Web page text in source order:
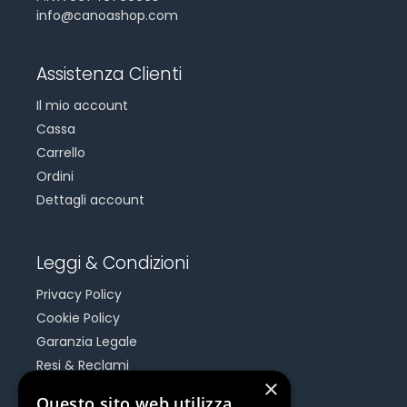
info@canoashop.com
Assistenza Clienti
Il mio account
Cassa
Carrello
Ordini
Dettagli account
Leggi & Condizioni
Privacy Policy
Cookie Policy
Garanzia Legale
Resi & Reclami
×